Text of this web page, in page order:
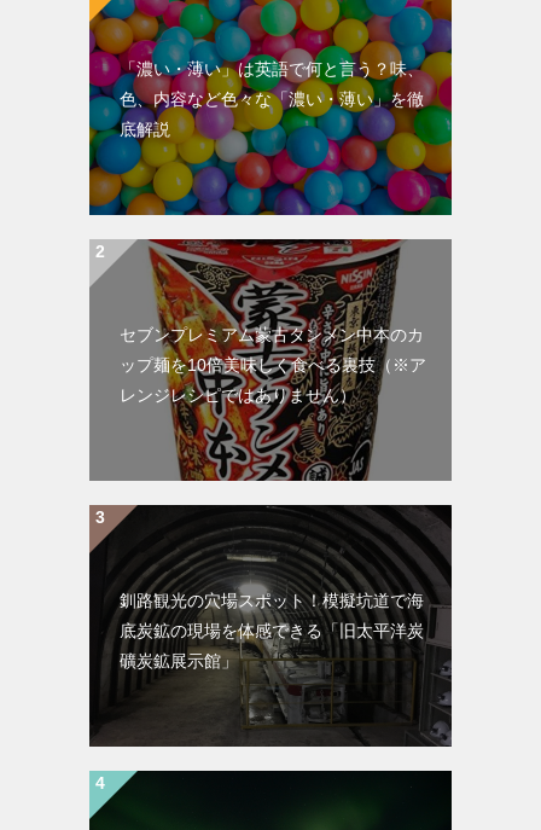
「濃い・薄い」は英語で何と言う？味、
色、内容など色々な「濃い・薄い」を徹
底解説
セブンプレミアム蒙古タンメン中本のカ
ップ麺を10倍美味しく食べる裏技（※ア
レンジレシピではありません）
釧路観光の穴場スポット！模擬坑道で海
底炭鉱の現場を体感できる「旧太平洋炭
礦炭鉱展示館」